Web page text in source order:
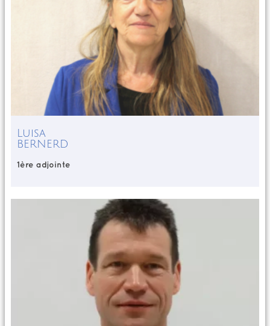
Luisa
BERNERD
1ère adjointe